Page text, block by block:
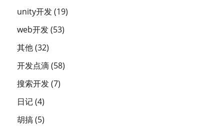
unity开发(19)
web开发(53)
其他(32)
开发点滴(58)
搜索开发(7)
日记(4)
胡搞(5)